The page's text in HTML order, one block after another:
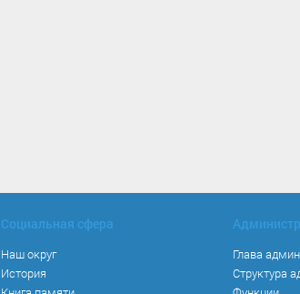
Социальная сфера
Наш округ
История
Глава
Структура